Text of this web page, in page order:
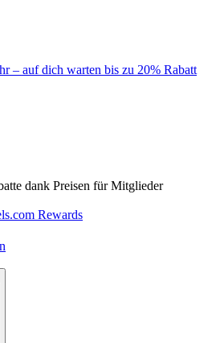
– auf dich warten bis zu 20% Rabatt
dank Preisen für Mitglieder
Rewards